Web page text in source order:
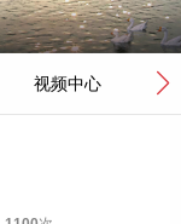
视频中心